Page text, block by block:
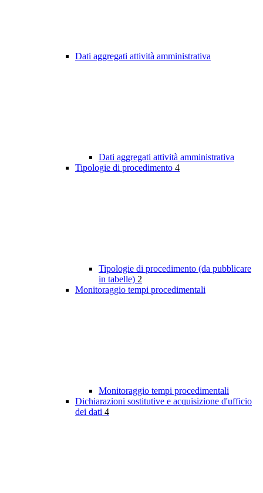
Dati aggregati attività amministrativa
Dati aggregati attività amministrativa
Tipologie di procedimento 4
Tipologie di procedimento (da pubblicare
in tabelle) 2
Monitoraggio tempi procedimentali
Monitoraggio tempi procedimentali
Dichiarazioni sostitutive e acquisizione d'ufficio
dei dati 4